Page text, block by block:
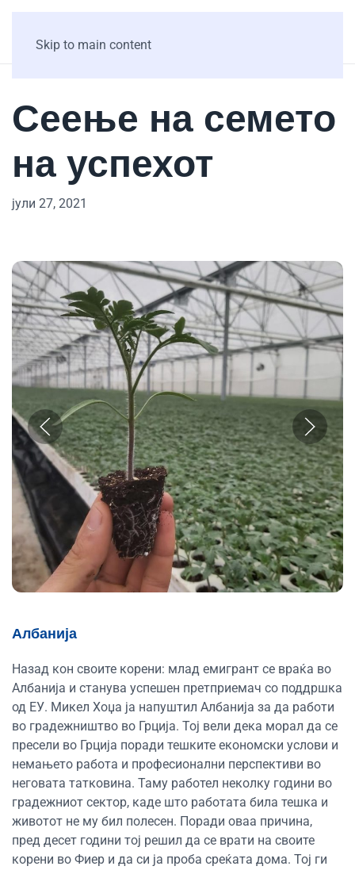
Skip to main content
Сеење на семето
на успехот
јули 27, 2021
Албанија
Назад кон своите корени: млад емигрант се враќа во
Албанија и станува успешен претприемач со поддршка
од ЕУ. Микел Хоџа ја напуштил Албанија за да работи
во градежништво во Грција. Тој вели дека морал да се
пресели во Грција поради тешките економски услови и
немањето работа и професионални перспективи во
неговата татковина. Таму работел неколку години во
градежниот сектор, каде што работата била тешка и
животот не му бил полесен. Поради оваа причина,
пред десет години тој решил да се врати на своите
корени во Фиер и да си ја проба среќата дома. Тој ги